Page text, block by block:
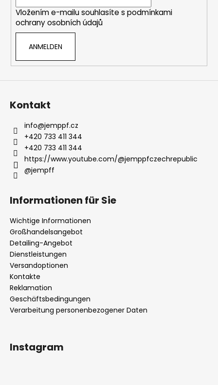
Vložením e-mailu souhlasíte s podmínkami
ochrany osobních údajů
ANMELDEN
Kontakt
info@jemppf.cz
+420 733 411 344
+420 733 411 344
https://www.youtube.com/@jemppfczechrepublic
@jempff
Informationen für Sie
Wichtige Informationen
Großhandelsangebot
Detailing-Angebot
Dienstleistungen
Versandoptionen
Kontakte
Reklamation
Geschäftsbedingungen
Verarbeitung personenbezogener Daten
Instagram